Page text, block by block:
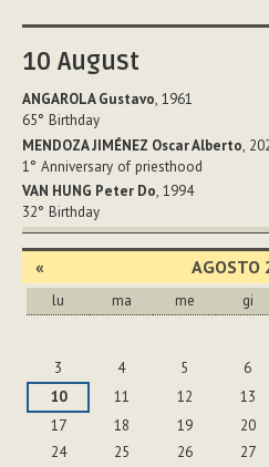
10 August
ANGAROLA Gustavo, 1961
65° Birthday
MENDOZA JIMÉNEZ Oscar Alberto,
1° Anniversary of priesthood
VAN HUNG Peter Do, 1994
32° Birthday
« AGOSTO
lu ma me gi
3
4 5 6
10
11 12 13
17
18 19 20
24
25 26 27